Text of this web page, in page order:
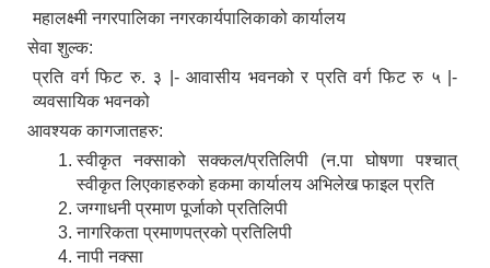
महालक्ष्मी नगरपालिका नगरकार्यपालिकाको कार्यालय
सेवा शुल्क:
प्रति वर्ग फिट रु. ३ |- आवासीय भवनको र प्रति वर्ग फिट रु ५ |-
व्यवसायिक भवनको
आवश्यक कागजातहरु:
स्वीकृत नक्साको सक्कल/प्रतिलिपी (न.पा घोषणा पश्चात्
स्वीकृत लिएकाहरुको हकमा कार्यालय अभिलेख फाइल प्रति
जग्गाधनी प्रमाण पूर्जाको प्रतिलिपी
नागरिकता प्रमाणपत्रको प्रतिलिपी
नापी नक्सा